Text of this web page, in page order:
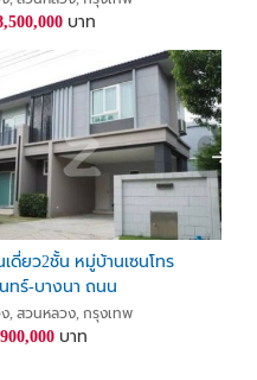
บาท
งเทพ
เดี่ยว2ชั้น หมู่บ้านเซนโทร
ทร์-บางนา ถนน
ะเกียรติ ร.๙สวนหลวง
, สวนหลวง, กรุงเทพ
บาท